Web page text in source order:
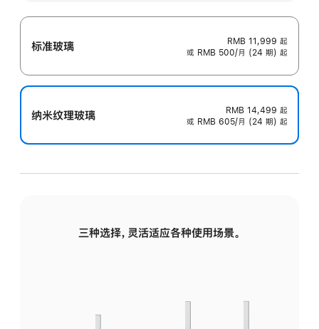
标准玻璃 RMB 11,999 起
或 RMB 500/月 (24 期) 起
纳米纹理玻璃 RMB 14,499 起
或 RMB 605/月 (24 期) 起
三种选择，灵活适应各种使用场景。